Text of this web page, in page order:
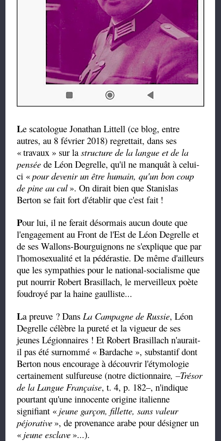
Le scatologue Jonathan Littell (ce blog, entre
autres, au 8 février 2018) regrettait, dans ses
«travaux » sur lastructure de la langue et de la
pensée de Léon Degrelle, qu'il ne manquât à celui-
ci «pour devenir un être humain, qu'un bon coup
de pine au cul». On dirait bien que Stanislas
Berton se fait fort d'établir que c'est fait !
Pour lui, il ne ferait désormais aucun doute que
l'engagement au Front de l'Est de Léon Degrelle et
de ses Wallons-Bourguignons ne s'explique que par
l'homosexualité et la pédérastie. De même d'ailleurs
que les sympathies pour le national-socialisme que
put nourrir Robert Brasillach, le merveilleux poète
foudroyé par la haine gaulliste...
La preuve ? Dans La Campagne de Russie, Léon
Degrelle célèbre la pureté et la vigueur de ses
jeunes Légionnaires ! Et Robert Brasillach n'aurait-
il pas été surnommé « Bardache », substantif dont
Berton nous encourage à découvrir l'étymologie
certainement sulfureuse (notre dictionnaire, –Trésor
de la Langue Française, t. 4, p. 182–, n'indique
pourtant qu'une innocente origine italienne
signifiant « jeune garçon, fillette, sans valeur
péjorative », de provenance arabe pour désigner un
« jeune esclave »...).